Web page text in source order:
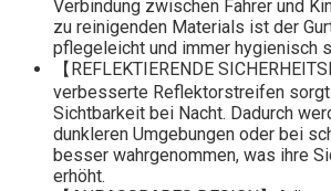
Verbindung zwischen Fahrer und
zu reinigenden Materials ist der
pflegeleicht und immer hygienisch
【REFLEKTIERENDE
verbesserte Reflektorstreifen
Sichtbarkeit bei Nacht. Dadurch
dunkleren Umgebungen oder bei
besser wahrgenommen, was ihre
erhöht.